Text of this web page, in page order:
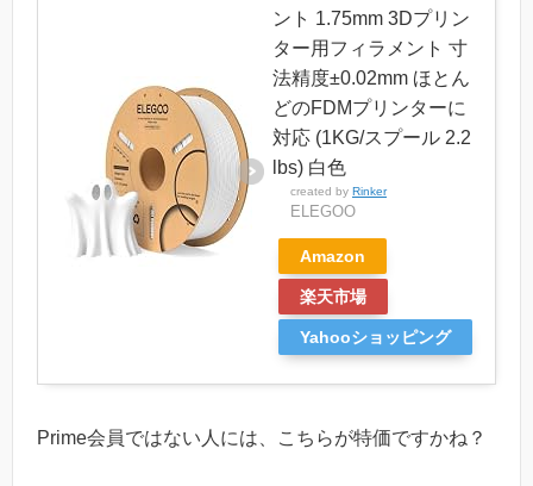
ント 1.75mm 3Dプリン
ター用フィラメント 寸
法精度±0.02mm ほとん
どのFDMプリンターに
対応 (1KG/スプール 2.2
lbs) 白色
created by Rinker
ELEGOO
Amazon
楽天市場
Yahooショッピング
Prime会員ではない人には、こちらが特価ですかね？